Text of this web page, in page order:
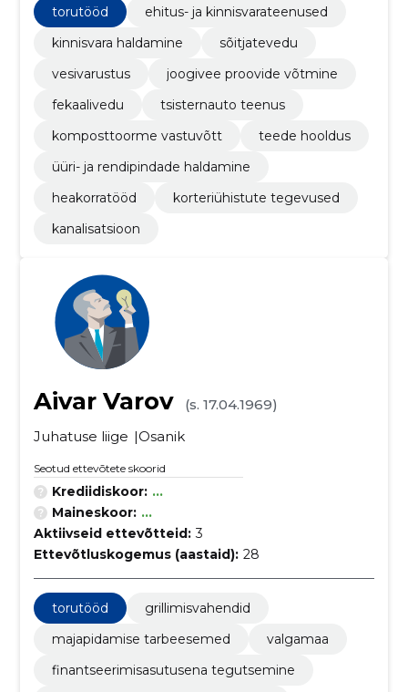
torutööd
ehitus- ja kinnisvarateenused
kinnisvara haldamine
sõitjatevedu
vesivarustus
joogivee proovide võtmine
fekaalivedu
tsisternauto teenus
komposttoorme vastuvõtt
teede hooldus
üüri- ja rendipindade haldamine
heakorratööd
korteriühistute tegevused
kanalisatsioon
Aivar Varov
(s. 17.04.1969)
Juhatuse liige
Osanik
Seotud ettevõtete skoorid
Krediidiskoor: ...
Maineskoor: ...
Aktiivseid ettevõtteid: 3
Ettevõtluskogemus (aastaid): 28
torutööd
grillimisvahendid
majapidamise tarbeesemed
valgamaa
finantseerimisasutusena tegutsemine